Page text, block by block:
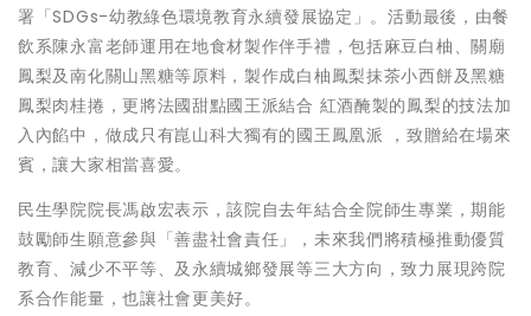
署「SDGs-幼教綠色環境教育永續發展協定」。活動最後，由餐
飲系陳永富老師運用在地食材製作伴手禮，包括麻豆白柚、關廟
鳳梨及南化關山黑糖等原料，製作成白柚鳳梨抹茶小西餅及黑糖
鳳梨肉桂捲，更將法國甜點國王派結合 紅酒醃製的鳳梨的技法加
入內餡中，做成只有崑山科大獨有的國王鳳凰派 ，致贈給在場來
賓，讓大家相當喜愛。
民生學院院長馮啟宏表示，該院自去年結合全院師生專業，期能
鼓勵師生願意參與「善盡社會責任」，未來我們將積極推動優質
教育、減少不平等、及永續城鄉發展等三大方向，致力展現跨院
系合作能量，也讓社會更美好。